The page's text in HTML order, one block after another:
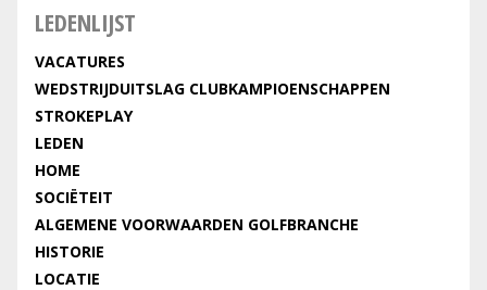
LEDENLIJST
VACATURES
WEDSTRIJDUITSLAG CLUBKAMPIOENSCHAPPEN
STROKEPLAY
LEDEN
HOME
SOCIËTEIT
ALGEMENE VOORWAARDEN GOLFBRANCHE
HISTORIE
LOCATIE